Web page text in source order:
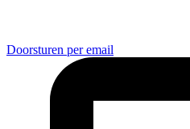
Doorsturen per email